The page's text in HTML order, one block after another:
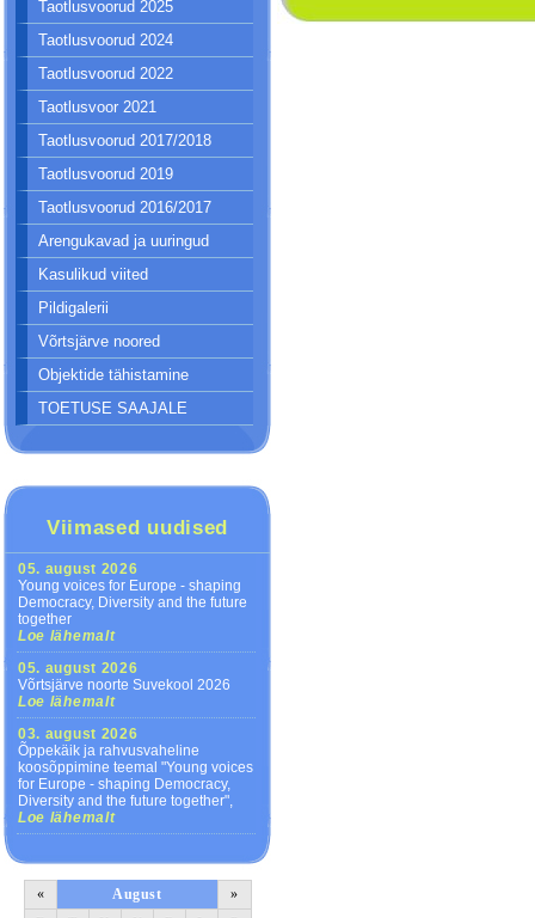
Taotlusvoorud 2025
Taotlusvoorud 2024
Taotlusvoorud 2022
Taotlusvoor 2021
Taotlusvoorud 2017/2018
Taotlusvoorud 2019
Taotlusvoorud 2016/2017
Arengukavad ja uuringud
Kasulikud viited
Pildigalerii
Võrtsjärve noored
Objektide tähistamine
TOETUSE SAAJALE
Viimased uudised
05. august 2026
Young voices for Europe - shaping
Democracy, Diversity and the future
together
Loe lähemalt
05. august 2026
Võrtsjärve noorte Suvekool 2026
Loe lähemalt
03. august 2026
Õppekäik ja rahvusvaheline
koosõppimine teemal "Young voices
for Europe - shaping Democracy,
Diversity and the future together",
Loe lähemalt
« August »